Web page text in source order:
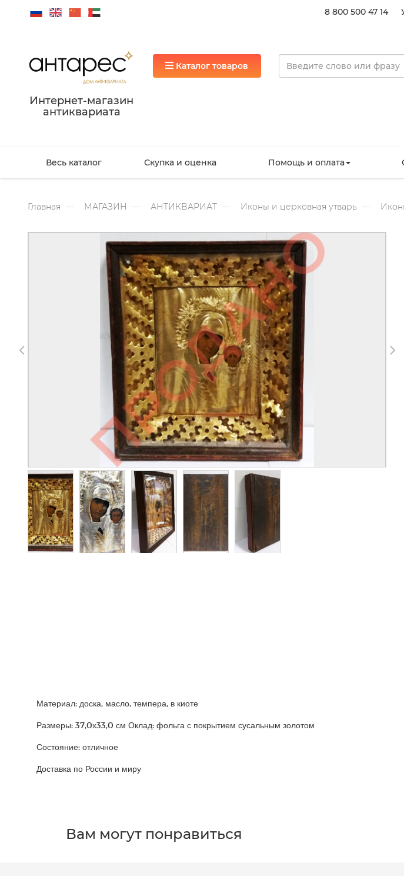
8 800 500 47 14
Интернет-магазин
антиквариата
Каталог товаров
Весь каталог Скупка и оценка Помощь и оплата
Главная МАГАЗИН АНТИКВАРИАТ Иконы и церковная утварь
Материал: доска, масло, темпера, в киоте
Размеры: 37,0х33,0 см Оклад: фольга с покрытием сусальным золотом
Состояние: отличное
Доставка по России и миру
Вам могут понравиться